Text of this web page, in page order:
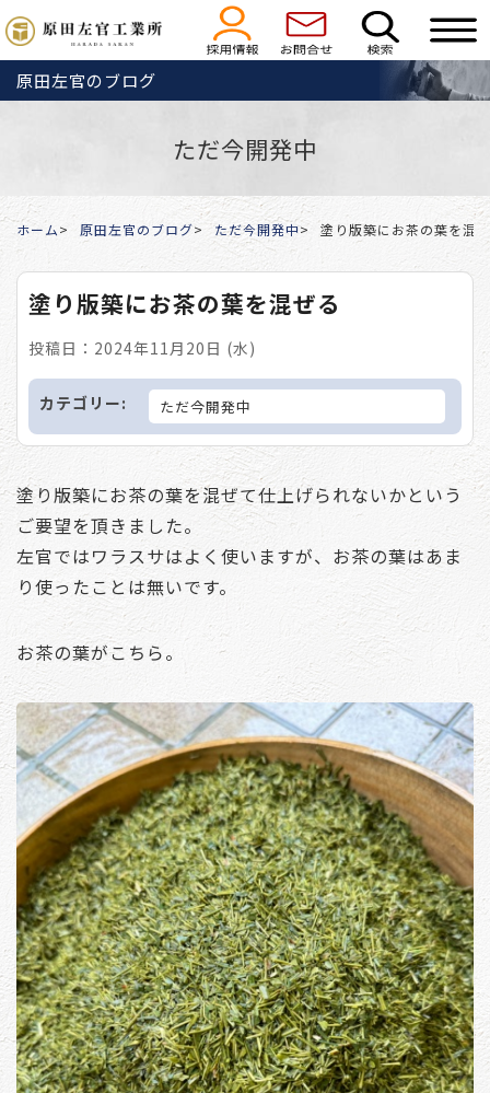
原田左官のブログ
ただ今開発中
ホーム 原田左官のブログ ただ今開発中 塗り版築にお茶の葉を混
塗り版築にお茶の葉を混ぜる
投稿日：2024年11月20日 (水)
カテゴリー: ただ今開発中
塗り版築にお茶の葉を混ぜて仕上げられないかという
ご要望を頂きました。
左官ではワラスサはよく使いますが、お茶の葉はあま
り使ったことは無いです。
お茶の葉がこちら。